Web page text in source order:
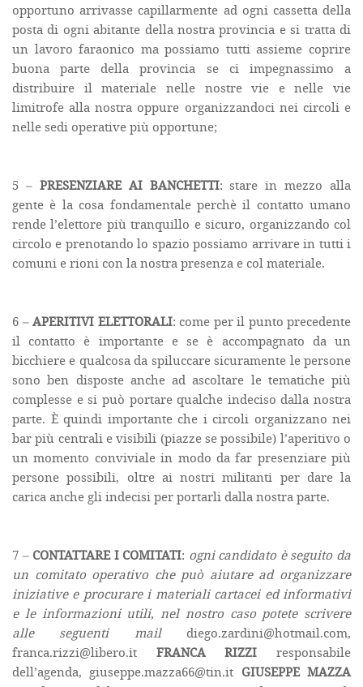
opportuno arrivasse capillarmente ad ogni cassetta della
posta di ogni abitante della nostra provincia e si tratta di
un lavoro faraonico ma possiamo tutti assieme coprire
buona parte della provincia se ci impegnassimo a
distribuire il materiale nelle nostre vie e nelle vie
limitrofe alla nostra oppure organizzandoci nei circoli e
nelle sedi operative più opportune;
5 – PRESENZIARE AI BANCHETTI: stare in mezzo alla
gente è la cosa fondamentale perchè il contatto umano
rende l’elettore più tranquillo e sicuro, organizzando col
circolo e prenotando lo spazio possiamo arrivare in tutti i
comuni e rioni con la nostra presenza e col materiale.
6 – APERITIVI ELETTORALI: come per il punto precedente
il contatto è importante e se è accompagnato da un
bicchiere e qualcosa da spiluccare sicuramente le persone
sono ben disposte anche ad ascoltare le tematiche più
complesse e si può portare qualche indeciso dalla nostra
parte. È quindi importante che i circoli organizzano nei
bar più centrali e visibili (piazze se possibile) l’aperitivo o
un momento conviviale in modo da far presenziare più
persone possibili, oltre ai nostri militanti per dare la
carica anche gli indecisi per portarli dalla nostra parte.
7 – CONTATTARE I COMITATI: ogni candidato è seguito da
un comitato operativo che può aiutare ad organizzare
iniziative e procurare i materiali cartacei ed informativi
e le informazioni utili, nel nostro caso potete scrivere
alle seguenti mail diego.zardini@hotmail.com,
franca.rizzi@libero.it FRANCA RIZZI responsabile
dell’agenda, giuseppe.mazza66@tin.it GIUSEPPE MAZZA